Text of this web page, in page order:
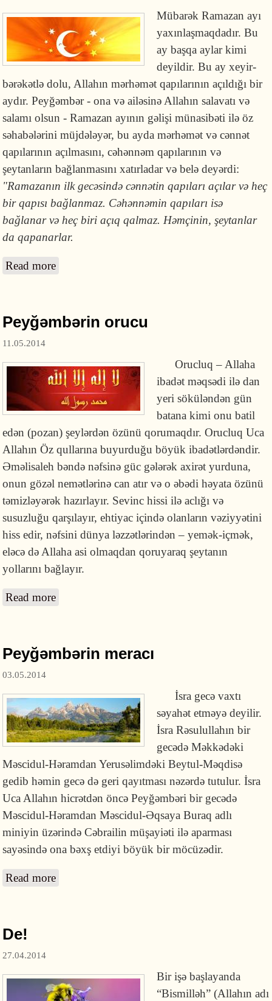
Mübarək Ramazan ayı
yaxınlaşmaqdadır. Bu
ay başqa aylar kimi
deyildir. Bu ay xeyir-
bərəkətlə dolu, Allahın mərhəmət qapılarının açıldığı bir
aydır. Peyğəmbər - ona və ailəsinə Allahın salavatı və
salamı olsun - Ramazan ayının gəlişi münasibəti ilə öz
səhabələrini müjdələyər, bu ayda mərhəmət və cənnət
qapılarının açılmasını, cəhənnəm qapılarının və
şeytanların bağlanmasını xatırladar və belə deyərdi:
"Ramazanın ilk gecəsində cənnətin qapıları açılar və heç
bir qapısı bağlanmaz. Cəhənnəmin qapıları isə
bağlanar və heç biri açıq qalmaz. Həmçinin, şeytanlar
da qapanarlar.
Read more
Peyğəmbərin orucu
11.05.2014
Orucluq – Allaha
ibadət məqsədi ilə dan
yeri söküləndən gün
batana kimi onu batil
edən (pozan) şeylərdən özünü qorumaqdır. Orucluq Uca
Allahın Öz qullarına buyurduğu böyük ibadətlərdəndir.
Əməlisaleh bəndə nəfsinə güc gələrək axirət yurduna,
onun gözəl nemətlərinə can atır və o əbədi həyata özünü
təmizləyərək hazırlayır. Sevinc hissi ilə aclığı və
susuzluğu qarşılayır, ehtiyac içində olanların vəziyyətini
hiss edir, nəfsini dünya ləzzətlərindən – yemək-içmək,
eləcə də Allaha asi olmaqdan qoruyaraq şeytanın
yollarını bağlayır.
Read more
Peyğəmbərin meracı
03.05.2014
İsra gecə vaxtı
səyahət etməyə deyilir.
İsra Rəsulullahın bir
gecədə Məkkədəki
Məscidul-Həramdan Yerusəlimdəki Beytul-Məqdisə
gedib həmin gecə də geri qayıtması nəzərdə tutulur. İsra
Uca Allahın hicrətdən öncə Peyğəmbəri bir gecədə
Məscidul-Həramdan Məscidul-Əqsaya Buraq adlı
miniyin üzərində Cəbrailin müşayiəti ilə aparması
sayəsində ona bəxş etdiyi böyük bir möcüzədir.
Read more
De!
27.04.2014
Bir işə başlayanda
“Bismilləh” (Allahın adı